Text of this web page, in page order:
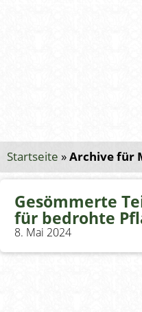
Startseite »Archive für
Gesömmerte
für bedrohte
8. Mai 2024